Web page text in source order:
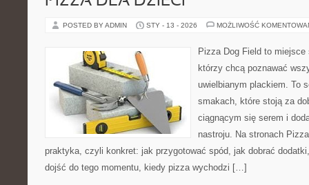
POSTED BY ADMIN STY - 13 - 2026 MOŻLIWOŚĆ
Pizza Dog Field to
którzy chcą poznawać
uwielbianym plackiem. To
smakach, które stoją za
ciągnącym się serem i
nastroju. Na stronach
praktyka, czyli konkret: jak przygotować spód, jak dobrać
dojść do tego momentu, kiedy pizza wychodzi […]